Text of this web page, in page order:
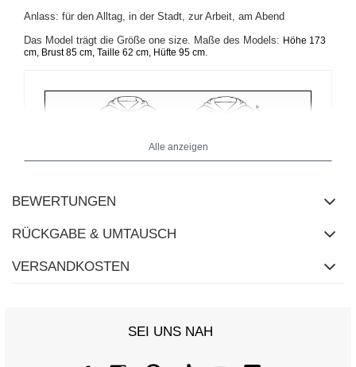
Anlass: für den Alltag, in der Stadt, zur Arbeit, am Abend
Das Model trägt die Größe one size. Maße des Models: Höhe 173
cm, Brust 85 cm, Taille 62 cm, Hüfte 95 cm.
Alle anzeigen
BEWERTUNGEN
RÜCKGABE & UMTAUSCH
VERSANDKOSTEN
SEI UNS NAH